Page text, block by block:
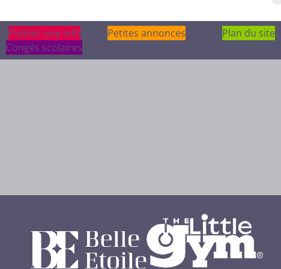
Publier une info
Publier une info
Petites annonces
Plan du site
Congés scolaires